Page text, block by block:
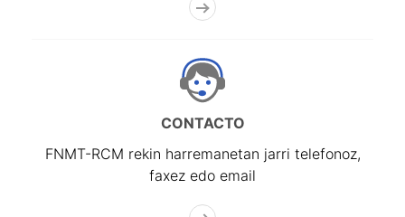
CONTACTO
FNMT-RCM rekin harremanetan jarri telefonoz,
faxez edo email